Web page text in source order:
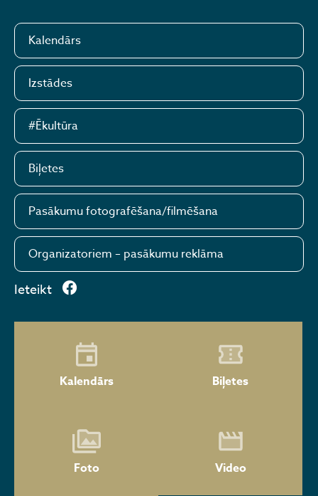
Kalendārs
Izstādes
#Ēkultūra
Biļetes
Pasākumu fotografēšana/filmēšana
Organizatoriem – pasākumu reklāma
Ieteikt
Kalendārs Biļetes
Foto Video